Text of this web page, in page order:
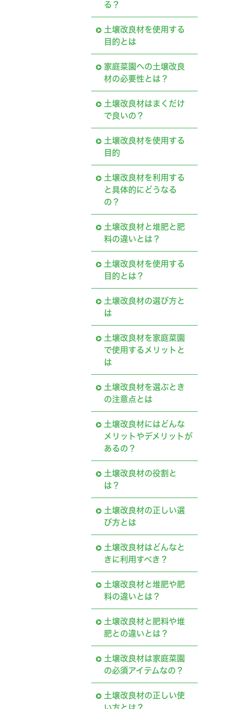
る？
土壌改良材を使用する
目的とは
家庭菜園への土壌改良
材の必要性とは？
土壌改良材はまくだけ
で良いの？
土壌改良材を使用する
目的
土壌改良材を利用する
と具体的にどうなる
の？
土壌改良材と堆肥と肥
料の違いとは？
土壌改良材を使用する
目的とは？
土壌改良材の選び方と
は
土壌改良材を家庭菜園
で使用するメリットと
は
土壌改良材を選ぶとき
の注意点とは
土壌改良材にはどんな
メリットやデメリットが
あるの？
土壌改良材の役割と
は？
土壌改良材の正しい選
び方とは
土壌改良材はどんなと
きに利用すべき？
土壌改良材と堆肥や肥
料の違いとは？
土壌改良材と肥料や堆
肥との違いとは？
土壌改良材は家庭菜園
の必須アイテムなの？
土壌改良材の正しい使